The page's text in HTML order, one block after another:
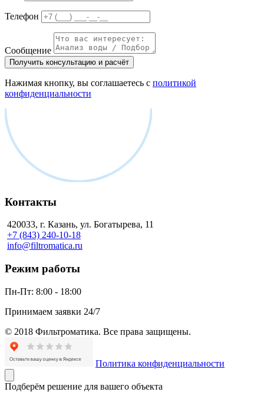
Телефон
Сообщение
Получить консультацию и расчёт
Нажимая кнопку, вы соглашаетесь с политикой
конфиденциальности
Контакты
420033, г. Казань, ул. Богатырева, 11
+7 (843) 240-10-18
info@filtromatica.ru
Режим работы
Пн-Пт: 8:00 - 18:00
Принимаем заявки 24/7
© 2018 Фильтроматика. Все права защищены.
Политика конфиденциальности
Подберём решение для вашего объекта